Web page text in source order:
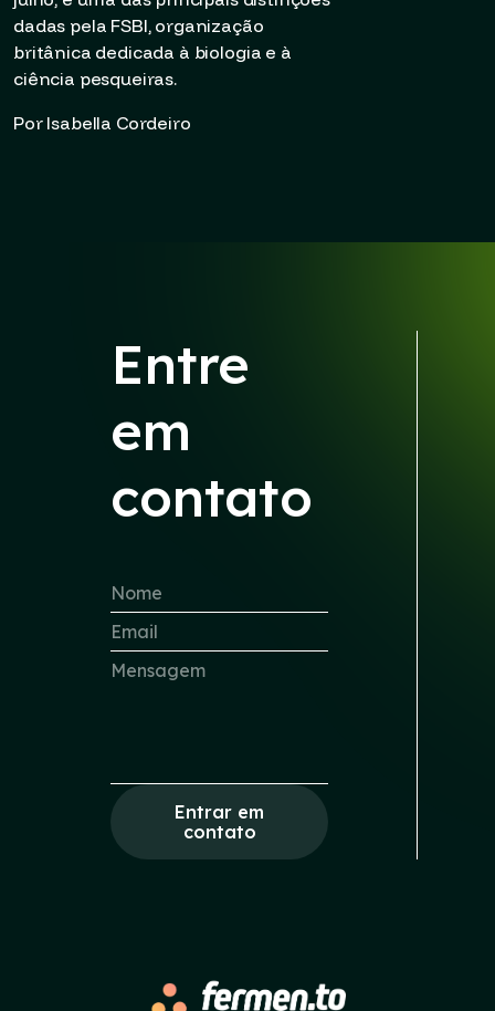
dadas pela FSBI, organização
britânica dedicada à biologia e à
ciência pesqueiras.
Por Isabella Cordeiro
Entre
em
contato
Entrar em
contato